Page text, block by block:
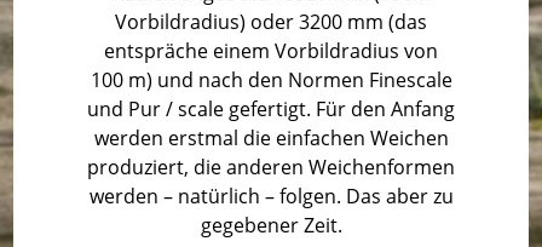
Vorbildradius) oder 3200 mm (das
entspräche einem Vorbildradius von
100 m) und nach den Normen Finescale
und Pur / scale gefertigt. Für den Anfang
werden erstmal die einfachen Weichen
produziert, die anderen Weichenformen
werden – natürlich – folgen. Das aber zu
gegebener Zeit.